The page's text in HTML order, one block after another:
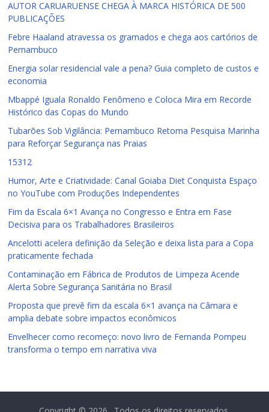
AUTOR CARUARUENSE CHEGA À MARCA HISTÓRICA DE 500
PUBLICAÇÕES
Febre Haaland atravessa os gramados e chega aos cartórios de
Pernambuco
Energia solar residencial vale a pena? Guia completo de custos e
economia
Mbappé Iguala Ronaldo Fenômeno e Coloca Mira em Recorde
Histórico das Copas do Mundo
Tubarões Sob Vigilância: Pernambuco Retoma Pesquisa Marinha
para Reforçar Segurança nas Praias
15312
Humor, Arte e Criatividade: Canal Goiaba Diet Conquista Espaço
no YouTube com Produções Independentes
Fim da Escala 6×1 Avança no Congresso e Entra em Fase
Decisiva para os Trabalhadores Brasileiros
Ancelotti acelera definição da Seleção e deixa lista para a Copa
praticamente fechada
Contaminação em Fábrica de Produtos de Limpeza Acende
Alerta Sobre Segurança Sanitária no Brasil
Proposta que prevê fim da escala 6×1 avança na Câmara e
amplia debate sobre impactos econômicos
Envelhecer como recomeço: novo livro de Fernanda Pompeu
transforma o tempo em narrativa viva